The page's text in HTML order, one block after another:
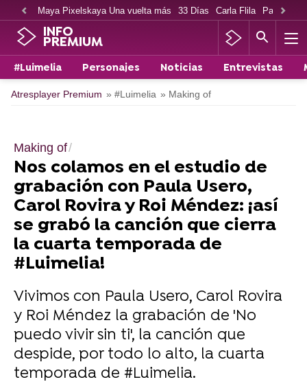
Maya Pixelskaya Una vuelta más 33 Días Carla Flila Paco
INFO
PREMIUM
#Luimelia Personajes Noticias Entrevistas
Atresplayer Premium » #Luimelia » Making of
Making of
Nos colamos en el estudio de
grabación con Paula Usero,
Carol Rovira y Roi Méndez: ¡así
se grabó la canción que cierra
la cuarta temporada de
#Luimelia!
Vivimos con Paula Usero, Carol Rovira
y Roi Méndez la grabación de 'No
puedo vivir sin ti', la canción que
despide, por todo lo alto, la cuarta
temporada de #Luimelia.